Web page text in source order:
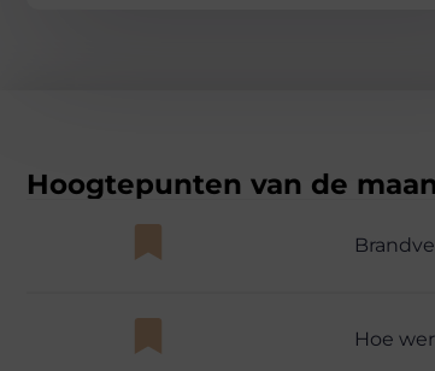
Hoogtepunten van de
Hoe